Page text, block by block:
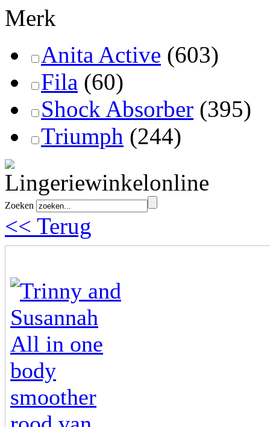
Merk
Anita Active (603)
Fila (60)
Shock Absorber (395)
Triumph (244)
Zoeken
<< Terug